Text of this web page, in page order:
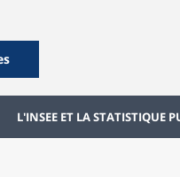
L'INSEE ET LA STATISTIQUE